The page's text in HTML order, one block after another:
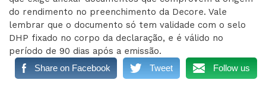
do rendimento no preenchimento da Decore. Vale
lembrar que o documento só tem validade com o selo
DHP fixado no corpo da declaração, e é válido no
período de 90 dias após a emissão.
Share on Facebook Tweet Follow us